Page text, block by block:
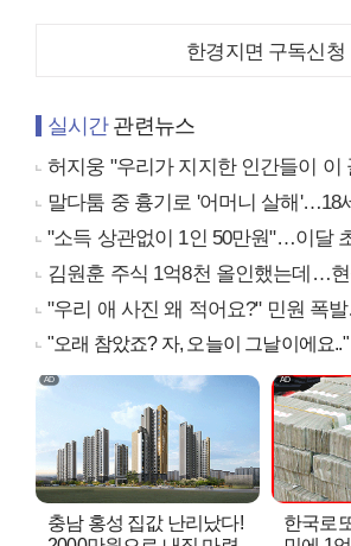
한경지면 구독신청
실시간관련뉴스
허지웅 "우리가 지지한 인간들이 이 꼴
말다툼 중 흉기로 '어머니 살해'…18
"소득 상관없이 1인 50만원"…이달
김원훈 주식 1억8천 올인했는데…현
"우리 애 사진 왜 적어요?" 민원 폭
"오래 참았죠? 자, 오늘이 그날이에요.."
충남 홍성 집값 난리났다!
한국로